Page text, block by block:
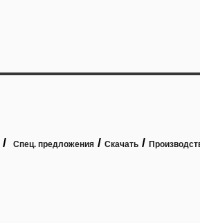
/ Спец. предложения / Скачать /